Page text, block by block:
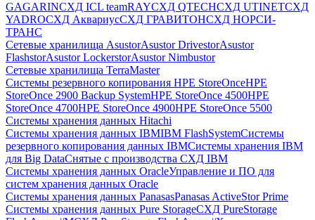
GAGARINСХД ICL teamRAYСХД QTECHСХД UTINETСХД
YADROСХД АквариусСХД ГРАВИТОНСХД НОРСИ-
ТРАНС
Сетевые хранилища AsustorAsustor DrivestorAsustor
FlashstorAsustor LockerstorAsustor Nimbustor
Сетевые хранилища TerraMaster
Системы резервного копирования HPE StoreOnceHPE
StoreOnce 2900 Backup SystemHPE StoreOnce 4500HPE
StoreOnce 4700HPE StoreOnce 4900HPE StoreOnce 5500
Системы хранения данных Hitachi
Системы хранения данных IBMIBM FlashSystemСистемы
резервного копирования данных IBMСистемы хранения IBM
для Big DataСнятые с производства СХД IBM
Системы хранения данных OracleУправление и ПО для
систем хранения данных Oracle
Системы хранения данных PanasasPanasas ActiveStor Prime
Системы хранения данных Pure StorageСХД PureStorage